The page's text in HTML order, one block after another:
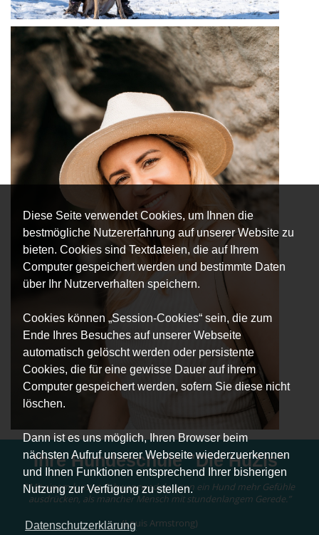
Diese Seite verwendet Cookies, um Ihnen die
bestmögliche Nutzererfahrung auf unserer Website zu
bieten. Cookies sind Textdateien, die auf Ihrem
Computer gespeichert werden und bestimmte Daten
über Ihr Nutzerverhalten speichern.
Cookies können „Session-Cookies“ sein, die zum
Ende Ihres Besuches auf unserer Webseite
automatisch gelöscht werden oder persistente
Cookies, die für eine gewisse Dauer auf ihrem
Computer gespeichert werden, sofern Sie diese nicht
löschen.
Dann ist es uns möglich, Ihren Browser beim
nächsten Aufruf unserer Webseite wiederzuerkennen
und Ihnen Funktionen entsprechend Ihrer bisherigen
Nutzung zur Verfügung zu stellen.
Datenschutzerklärung
Ihre Hundeschule "Die HuZis"
“Mit einem kurzen Schwanzwedeln kann ein Hund mehr Gefühle
ausdrücken, als mancher Mensch mit stundenlangem Gerede.”
(Louis Armstrong)